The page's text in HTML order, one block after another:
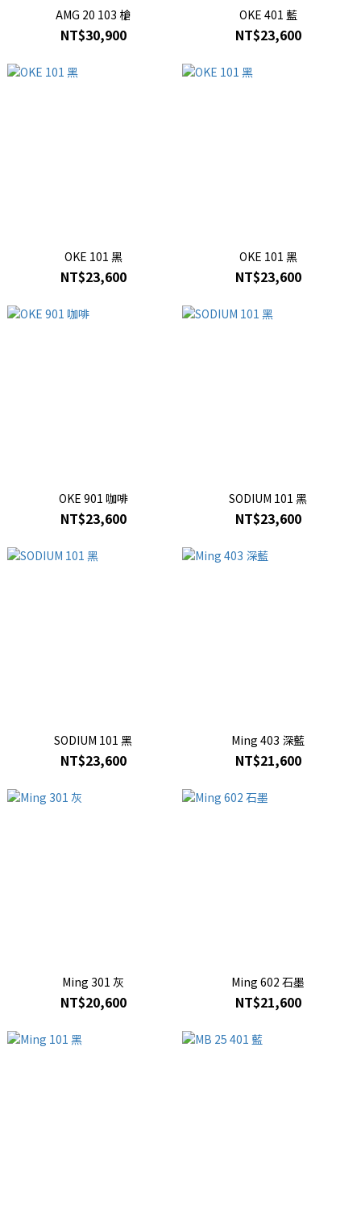
AMG 20 103 槍
NT$30,900
OKE 401 藍
NT$23,600
OKE 101 黑
NT$23,600
OKE 101 黑
NT$23,600
OKE 901 咖啡
NT$23,600
SODIUM 101 黑
NT$23,600
SODIUM 101 黑
NT$23,600
Ming 403 深藍
NT$21,600
Ming 301 灰
NT$20,600
Ming 602 石墨
NT$21,600